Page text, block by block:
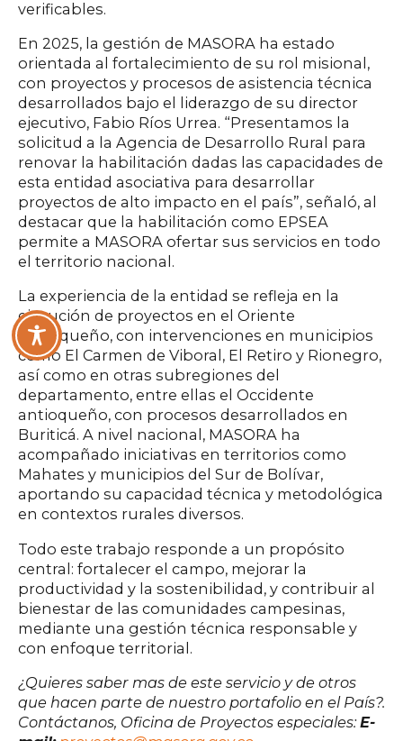
verificables.
En 2025, la gestión de MASORA ha estado
orientada al fortalecimiento de su rol misional,
con proyectos y procesos de asistencia técnica
desarrollados bajo el liderazgo de su director
ejecutivo, Fabio Ríos Urrea. “Presentamos la
solicitud a la Agencia de Desarrollo Rural para
renovar la habilitación dadas las capacidades de
esta entidad asociativa para desarrollar
proyectos de alto impacto en el país”, señaló, al
destacar que la habilitación como EPSEA
permite a MASORA ofertar sus servicios en todo
el territorio nacional.
La experiencia de la entidad se refleja en la
ejecución de proyectos en el Oriente
Antioqueño, con intervenciones en municipios
como El Carmen de Viboral, El Retiro y Rionegro,
así como en otras subregiones del
departamento, entre ellas el Occidente
antioqueño, con procesos desarrollados en
Buriticá. A nivel nacional, MASORA ha
acompañado iniciativas en territorios como
Mahates y municipios del Sur de Bolívar,
aportando su capacidad técnica y metodológica
en contextos rurales diversos.
Todo este trabajo responde a un propósito
central: fortalecer el campo, mejorar la
productividad y la sostenibilidad, y contribuir al
bienestar de las comunidades campesinas,
mediante una gestión técnica responsable y
con enfoque territorial.
¿Quieres saber mas de este servicio y de otros
que hacen parte de nuestro portafolio en el País?.
Contáctanos, Oficina de Proyectos especiales:E-